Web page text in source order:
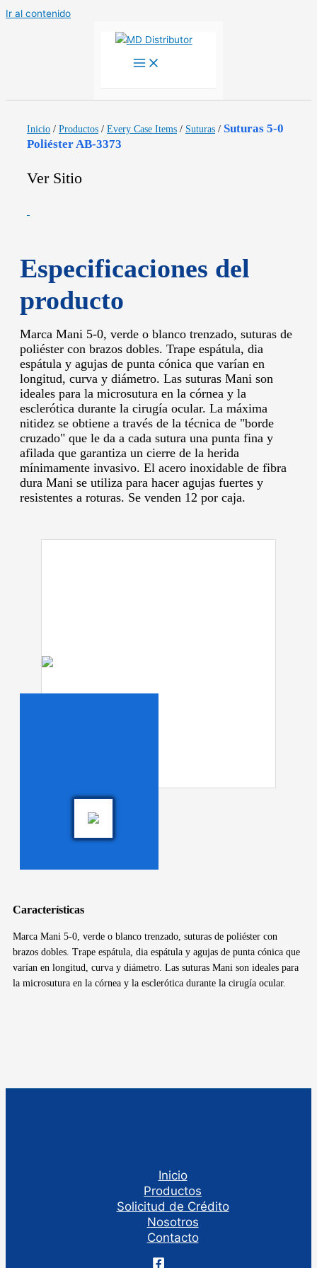
Ir al contenido
Inicio / Productos / Every Case Items / Suturas / Suturas 5-0
Poliéster AB-3373
Ver Sitio
Especificaciones del
producto
Marca Mani 5-0, verde o blanco trenzado, suturas de
poliéster con brazos dobles. Trape espátula, dia
espátula y agujas de punta cónica que varían en
longitud, curva y diámetro. Las suturas Mani son
ideales para la microsutura en la córnea y la
esclerótica durante la cirugía ocular. La máxima
nitidez se obtiene a través de la técnica de "borde
cruzado" que le da a cada sutura una punta fina y
afilada que garantiza un cierre de la herida
mínimamente invasivo. El acero inoxidable de fibra
dura Mani se utiliza para hacer agujas fuertes y
resistentes a roturas. Se venden 12 por caja.
Características
Marca Mani 5-0, verde o blanco trenzado, suturas de poliéster con
brazos dobles. Trape espátula, dia espátula y agujas de punta cónica que
varían en longitud, curva y diámetro. Las suturas Mani son ideales para
la microsutura en la córnea y la esclerótica durante la cirugía ocular.
Inicio
Productos
Solicitud de Crédito
Nosotros
Contacto